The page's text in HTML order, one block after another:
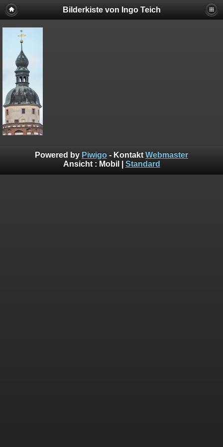
Bilderkiste von Ingo Teich
Powered by Piwigo - Kontakt Webmaster
Ansicht : Mobil Standard